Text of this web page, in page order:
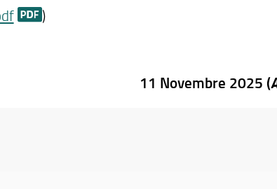
)
11 Novembre 2025 (